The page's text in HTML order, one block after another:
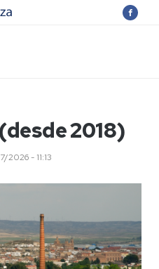
2018)
2026 - 11:13